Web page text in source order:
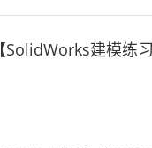
【SolidWorks建模练